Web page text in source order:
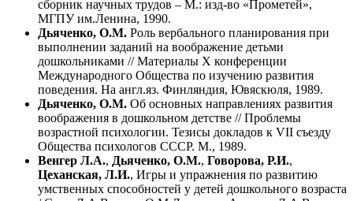
сборник научных трудов – М.: изд-во «Прометей»,
МГПУ им.Ленина, 1990.
Дьяченко, О.М. Роль вербального планирования при
выполнении заданий на воображение детьми
дошкольниками // Материалы X конференции
Международного Общества по изучению развития
поведения. На англ.яз. Финляндия, Ювяскюля, 1989.
Дьяченко, О.М. Об основных направлениях развития
воображения в дошкольном детстве // Проблемы
возрастной психологии. Тезисы докладов к VII съезду
Общества психологов СССР. М., 1989.
Венгер Л.А., Дьяченко, О.М., Говорова, Р.И.,
Цеханская, Л.И., Игры и упражнения по развитию
умственных способностей у детей дошкольного возраста